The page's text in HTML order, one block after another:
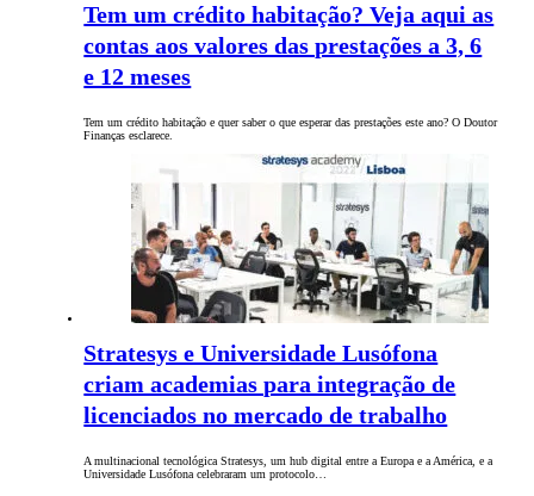
Tem um crédito habitação? Veja aqui as
contas aos valores das prestações a 3, 6
e 12 meses
Tem um crédito habitação e quer saber o que esperar das prestações este ano? O Doutor
Finanças esclarece.
Stratesys e Universidade Lusófona
criam academias para integração de
licenciados no mercado de trabalho
A multinacional tecnológica Stratesys, um hub digital entre a Europa e a América, e a
Universidade Lusófona celebraram um protocolo…